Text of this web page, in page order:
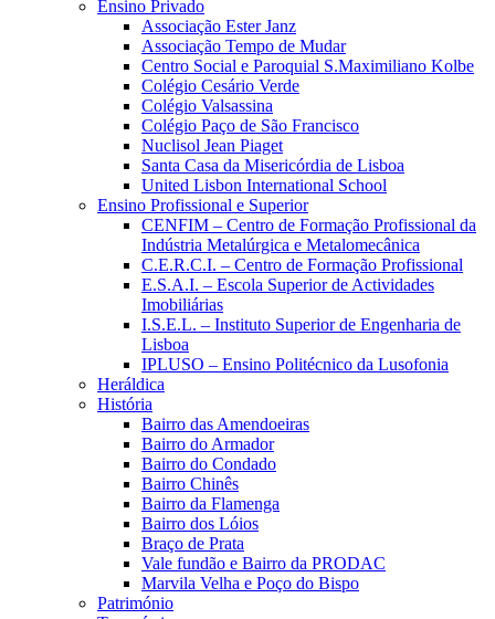
Ensino Privado
Associação Ester Janz
Associação Tempo de Mudar
Centro Social e Paroquial S.Maximiliano Kolbe
Colégio Cesário Verde
Colégio Valsassina
Colégio Paço de São Francisco
Nuclisol Jean Piaget
Santa Casa da Misericórdia de Lisboa
United Lisbon International School
Ensino Profissional e Superior
CENFIM – Centro de Formação Profissional da
Indústria Metalúrgica e Metalomecânica
C.E.R.C.I. – Centro de Formação Profissional
E.S.A.I. – Escola Superior de Actividades
Imobiliárias
I.S.E.L. – Instituto Superior de Engenharia de
Lisboa
IPLUSO – Ensino Politécnico da Lusofonia
Heráldica
História
Bairro das Amendoeiras
Bairro do Armador
Bairro do Condado
Bairro Chinês
Bairro da Flamenga
Bairro dos Lóios
Braço de Prata
Vale fundão e Bairro da PRODAC
Marvila Velha e Poço do Bispo
Património